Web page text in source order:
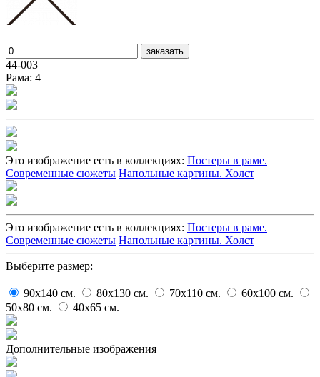
заказать
44-003
Рама: 4
Это изображение есть в коллекциях: Постеры в раме.
Современные сюжеты Напольные картины. Холст
Это изображение есть в коллекциях: Постеры в раме.
Современные сюжеты Напольные картины. Холст
Выберите размер:
90x140 cм. 80x130 cм. 70x110 cм. 60x100 cм.
50x80 cм. 40x65 cм.
Дополнительные изображения